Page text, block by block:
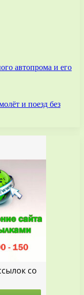
автопрома и его
и поезд без